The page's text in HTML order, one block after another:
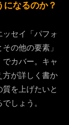
になるのか？
セイ「パフォ
の他の要素」
カバー。キャ
方が詳しく書か
を上げたいと
しょう。